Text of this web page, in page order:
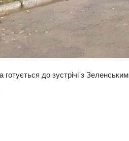
готується до зустрічі з